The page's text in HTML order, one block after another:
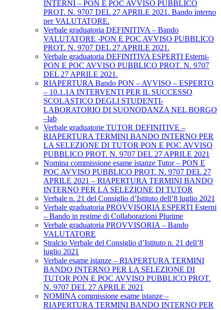
INTERNI – PON E POC AVVISO PUBBLICO
PROT. N. 9707 DEL 27 APRILE 2021. Bando interno
per VALUTATORE.
Verbale graduatoria DEFINITIVA – Bando
VALUTATORE -PON E POC AVVISO PUBBLICO
PROT. N. 9707 DEL 27 APRILE 2021.
Verbale graduatoria DEFINITIVA ESPERTI Esterni-
PON E POC AVVISO PUBBLICO PROT. N. 9707
DEL 27 APRILE 2021.
RIAPERTURA Bando PON – AVVISO – ESPERTO
– 10.1.1A INTERVENTI PER IL SUCCESSO
SCOLASTICO DEGLI STUDENTI-
LABORATORIO DI SUONODANZA NEL BORGO
–lab
Verbale graduatorie TUTOR DEFINITIVE –
RIAPERTURA TERMINI BANDO INTERNO PER
LA SELEZIONE DI TUTOR PON E POC AVVISO
PUBBLICO PROT. N. 9707 DEL 27 APRILE 2021
Nomina commissione esame istanze Tutor – PON E
POC AVVISO PUBBLICO PROT. N. 9707 DEL 27
APRILE 2021 – RIAPERTURA TERMINI BANDO
INTERNO PER LA SELEZIONE DI TUTOR
Verbale n. 21 del Consiglio d’Istituto dell’8 luglio 2021
Verbale graduatoria PROVVISORIA ESPERTI Esterni
– Bando in regime di Collaborazioni Plurime
Verbale graduatoria PROVVISORIA – Bando
VALUTATORE
Stralcio Verbale del Consiglio d’Istituto n. 21 dell’8
luglio 2021
Verbale esame istanze – RIAPERTURA TERMINI
BANDO INTERNO PER LA SELEZIONE DI
TUTOR PON E POC AVVISO PUBBLICO PROT.
N. 9707 DEL 27 APRILE 2021
NOMINA commissione esame istanze –
RIAPERTURA TERMINI BANDO INTERNO PER